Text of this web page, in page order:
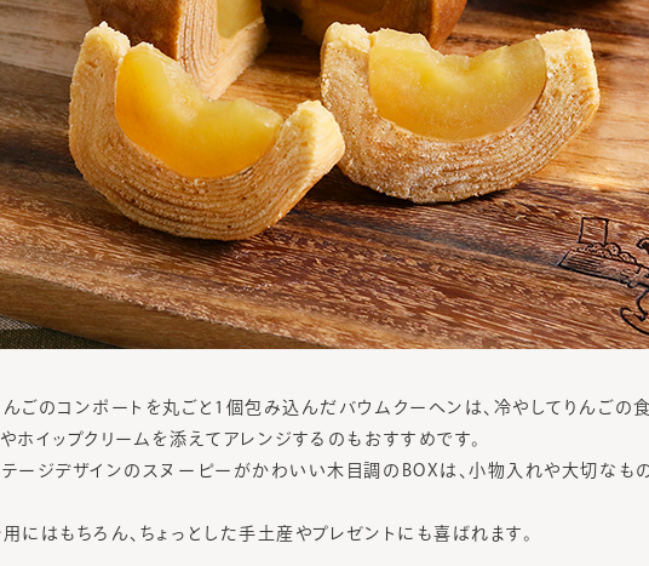
んごのコンポートを丸ごと1個包み込んだバウムクーヘンは、冷やしてりんごの
ホイップクリームを添えてアレンジするのもおすすめです。
テージデザインのスヌーピーがかわいい木目調のBOXは、小物入れや大切なも
にはもちろん、ちょっとした手土産やプレゼントにも喜ばれます。